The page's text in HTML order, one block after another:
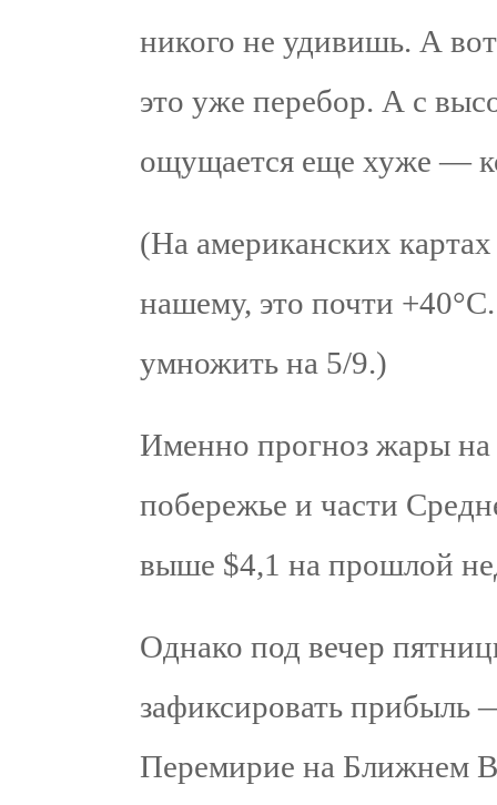
никого не удивишь. А
это уже перебор. А с
ощущается еще хуже —
(На американских
нашему, это почти
умножить на 5/9.)
Именно прогноз жары на
побережье и части
выше $4,1 на прошлой
Однако под вечер
зафиксировать прибыль
Перемирие на Ближнем